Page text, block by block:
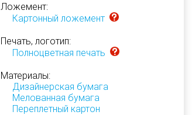
Ложемент:
Картонный ложемент
Печать, логотип:
Полноцветная печать
Материалы:
Дизайнерская бумага
Мелованная бумага
Переплетный картон